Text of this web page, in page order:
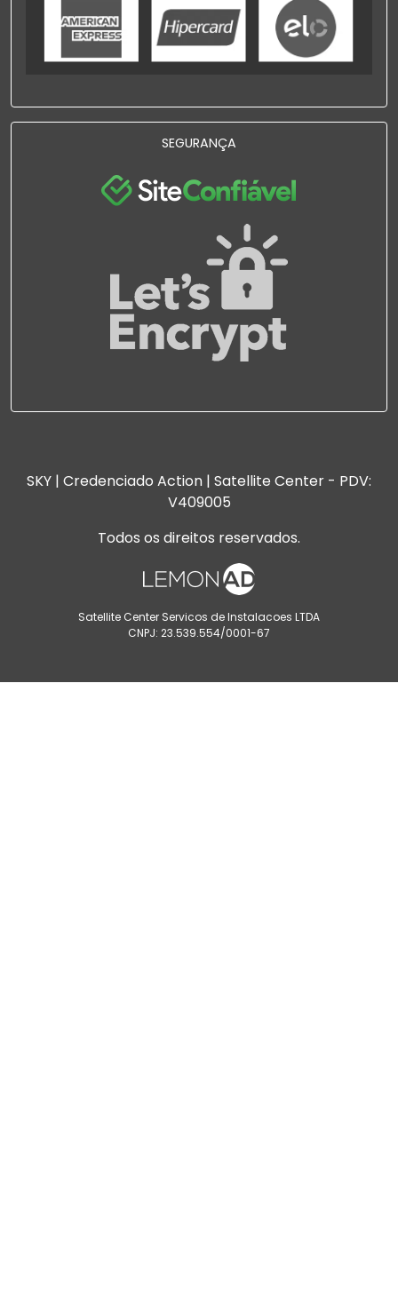
SEGURANÇA
SKY | Credenciado Action | Satellite Center - PDV:
V409005
Todos os direitos reservados.
Satellite Center Servicos de Instalacoes LTDA
CNPJ: 23.539.554/0001-67